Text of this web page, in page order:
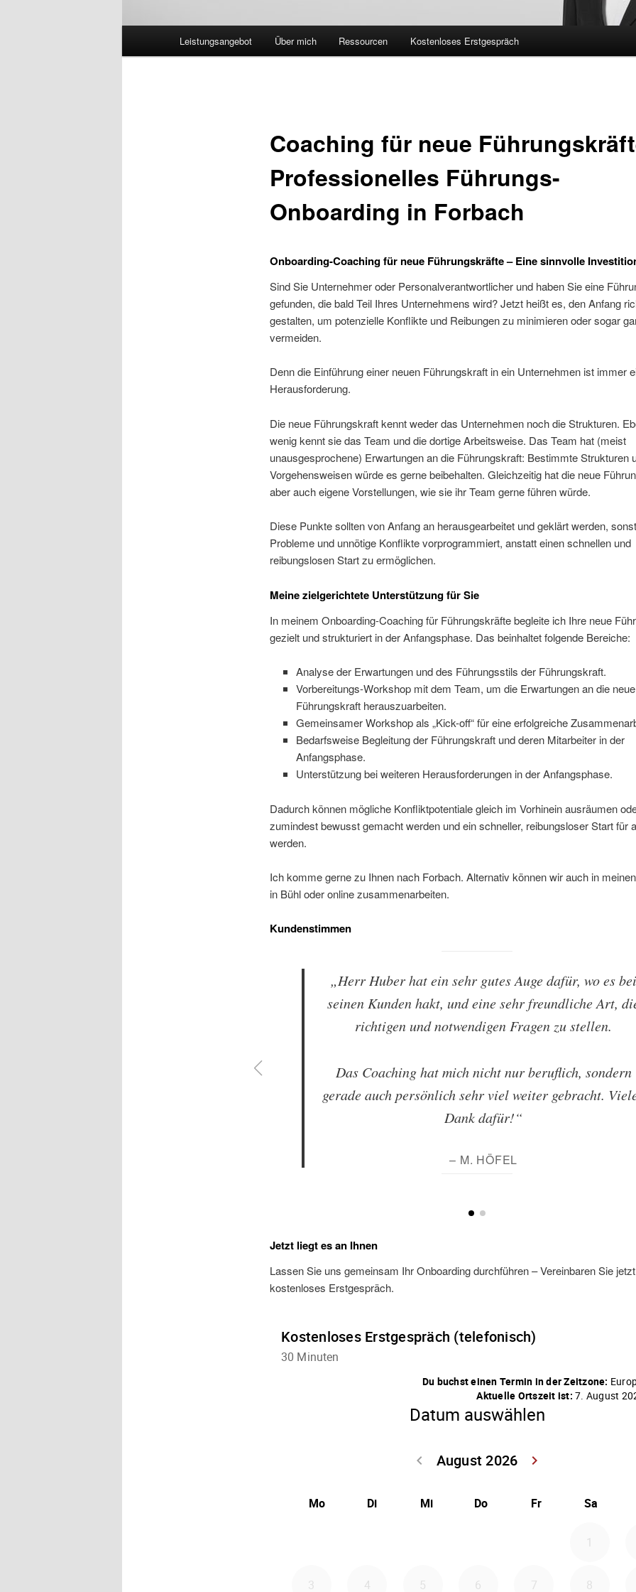
Leistungsangebot Über mich Ressourcen Kostenloses Erstgespräch
Coaching für neue
Professionelles Führungs-
Onboarding in Forbach
Onboarding-Coaching für neue Führungskräfte – Eine sinnvolle
Sind Sie Unternehmer oder Personalverantwortlicher und haben Sie eine
gefunden, die bald Teil Ihres Unternehmens wird? Jetzt heißt es, den Anfang
gestalten, um potenzielle Konflikte und Reibungen zu minimieren oder sogar
vermeiden.
Denn die Einführung einer neuen Führungskraft in ein Unternehmen ist immer
Herausforderung.
Die neue Führungskraft kennt weder das Unternehmen noch die Strukturen.
wenig kennt sie das Team und die dortige Arbeitsweise. Das Team hat (meist
unausgesprochene) Erwartungen an die Führungskraft: Bestimmte Strukturen
Vorgehensweisen würde es gerne beibehalten. Gleichzeitig hat die neue
aber auch eigene Vorstellungen, wie sie ihr Team gerne führen würde.
Diese Punkte sollten von Anfang an herausgearbeitet und geklärt werden,
Probleme und unnötige Konflikte vorprogrammiert, anstatt einen schnellen und
reibungslosen Start zu ermöglichen.
Meine zielgerichtete Unterstützung für Sie
In meinem Onboarding-Coaching für Führungskräfte begleite ich Ihre neue
gezielt und strukturiert in der Anfangsphase. Das beinhaltet folgende Bereiche:
Analyse der Erwartungen und des Führungsstils der Führungskraft.
Vorbereitungs-Workshop mit dem Team, um die Erwartungen an die neue
Führungskraft herauszuarbeiten.
Gemeinsamer Workshop als „Kick-off“ für eine erfolgreiche
Bedarfsweise Begleitung der Führungskraft und deren Mitarbeiter in der
Anfangsphase.
Unterstützung bei weiteren Herausforderungen in der Anfangsphase.
Dadurch können mögliche Konfliktpotentiale gleich im Vorhinein ausräumen
zumindest bewusst gemacht werden und ein schneller, reibungsloser Start für
werden.
Ich komme gerne zu Ihnen nach Forbach. Alternativ können wir auch in
in Bühl oder online zusammenarbeiten.
Kundenstimmen
„Herr Huber hat ein sehr gutes Auge dafür, wo es bei
seinen Kunden hakt, und eine sehr freundliche Art,
richtigen und notwendigen Fragen zu stellen.
Das Coaching hat mich nicht nur beruflich, sondern
gerade auch persönlich sehr viel weiter gebracht.
Dank dafür!“
– M. HÖFEL
Jetzt liegt es an Ihnen
Lassen Sie uns gemeinsam Ihr Onboarding durchführen – Vereinbaren Sie
kostenloses Erstgespräch.